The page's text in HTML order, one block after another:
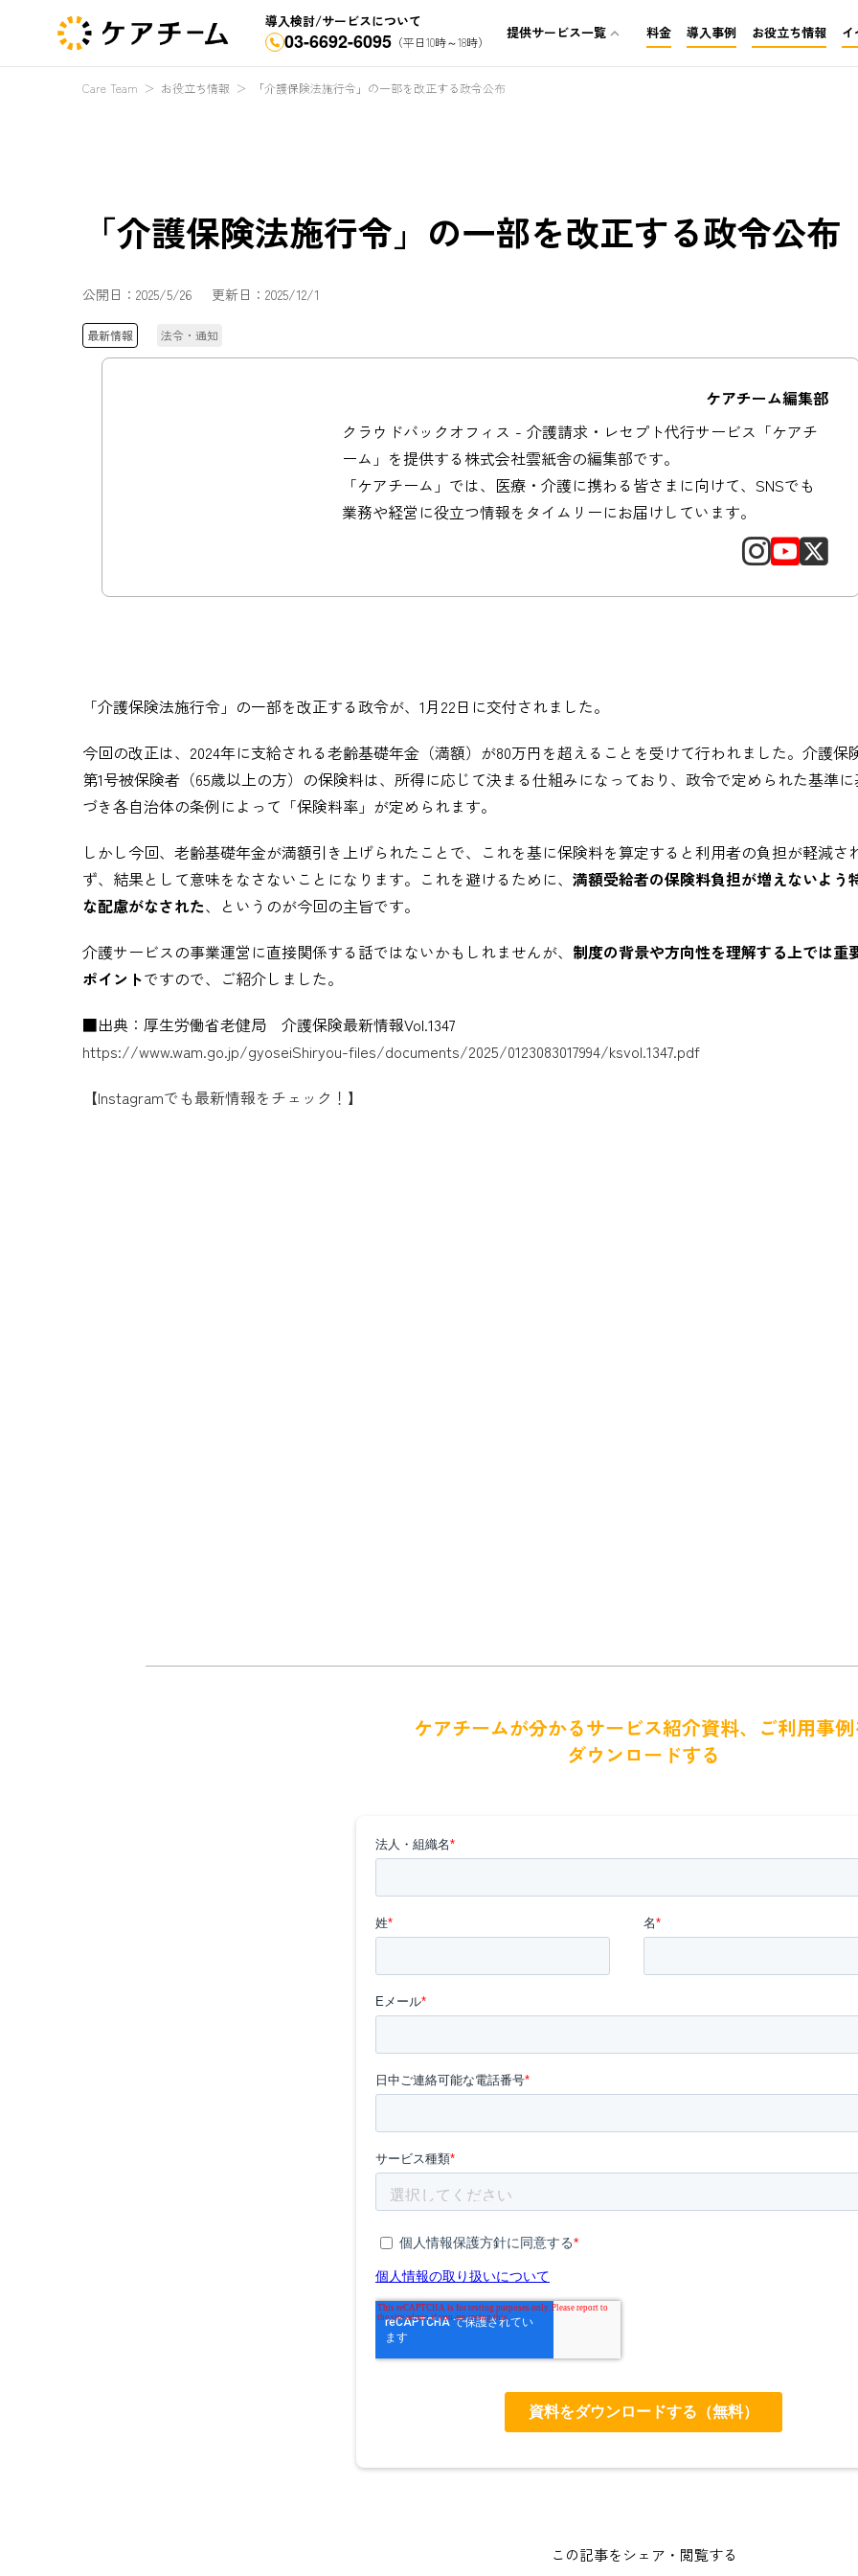
導入検討/サービスについて
03-6692-6095 （平日10時～18時） 提供サービス一覧 expand_less
介護保険レセプト代行
料金 導入事例 お役立ち情報
Care Team ＞ お役立ち情報 ＞ 「介護保険法施行令」の一部を改正する政令公布
「介護保険法施行令」の一部を改正する政令公布
公開日： 2025/5/26 更新日： 2025/12/1
最新情報 法令・通知
ケアチーム編集部
クラウドバックオフィス - 介護請求・レセプト代行サービス「ケアチ
ーム」を提供する株式会社雲紙舎の編集部です。
「ケアチーム」では、医療・介護に携わる皆さまに向けて、SNSでも
業務や経営に役立つ情報をタイムリーにお届けしています。
「介護保険法施行令」の一部を改正する政令が、1月22日に交付されました。
今回の改正は、2024年に支給される老齢基礎年金（満額）が80万円を超えることを受けて行われました。介護保
第1号被保険者（65歳以上の方）の保険料は、所得に応じて決まる仕組みになっており、政令で定められた基準
づき各自治体の条例によって「保険料率」が定められます。
しかし今回、老齢基礎年金が満額引き上げられたことで、これを基に保険料を算定すると利用者の負担が軽減さ
ず、結果として意味をなさないことになります。これを避けるために、 満額受給者の保険料負担が増えないよう
な配慮がなされた、というのが今回の主旨です。
介護サービスの事業運営に直接関係する話ではないかもしれませんが、 制度の背景や方向性を理解する上では重
ポイントですので、ご紹介しました。
■出典：厚生労働省老健局 介護保険最新情報Vol.1347
https://www.wam.go.jp/gyoseiShiryou-files/documents/2025/0123083017994/ksvol.1347.pdf
【Instagramでも最新情報をチェック！】
ケアチームが分かるサービス紹介資料、ご利用事
ダウンロードする
この記事をシェア・閲覧する